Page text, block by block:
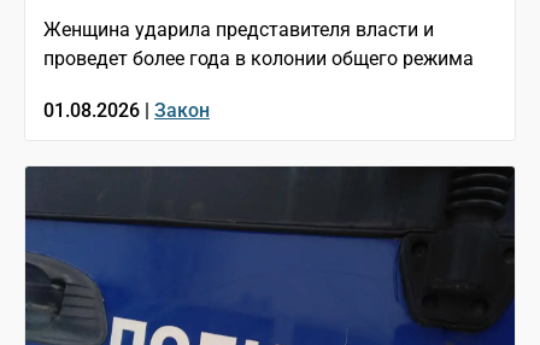
Женщина ударила представителя власти и
проведет более года в колонии общего режима
01.08.2026 | Закон